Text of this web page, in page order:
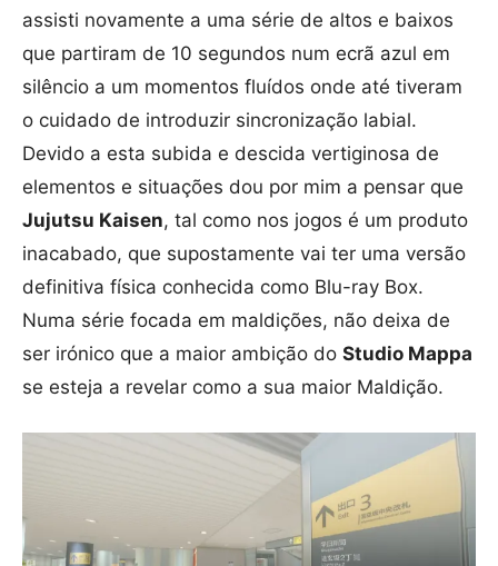
assisti novamente a uma série de altos e baixos
que partiram de 10 segundos num ecrã azul em
silêncio a um momentos fluídos onde até tiveram
o cuidado de introduzir sincronização labial.
Devido a esta subida e descida vertiginosa de
elementos e situações dou por mim a pensar que
Jujutsu Kaisen, tal como nos jogos é um produto
inacabado, que supostamente vai ter uma versão
definitiva física conhecida como Blu-ray Box.
Numa série focada em maldições, não deixa de
ser irónico que a maior ambição do Studio Mappa
se esteja a revelar como a sua maior Maldição.